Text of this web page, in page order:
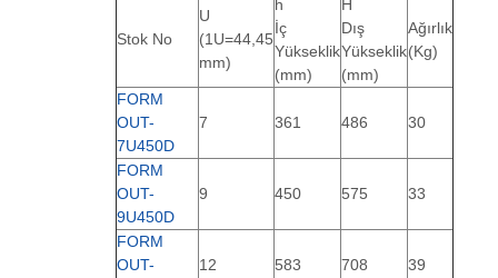
Stok No
U
(1U=44,45
mm)
h
İç
Yükseklik
(mm)
H
Dış
Yükseklik
(mm)
Ağırlık
(Kg)
FORM
OUT-
7U450D
7 361 486 30
FORM
OUT-
9U450D
9 450 575 33
FORM
OUT-
12 583 708 39